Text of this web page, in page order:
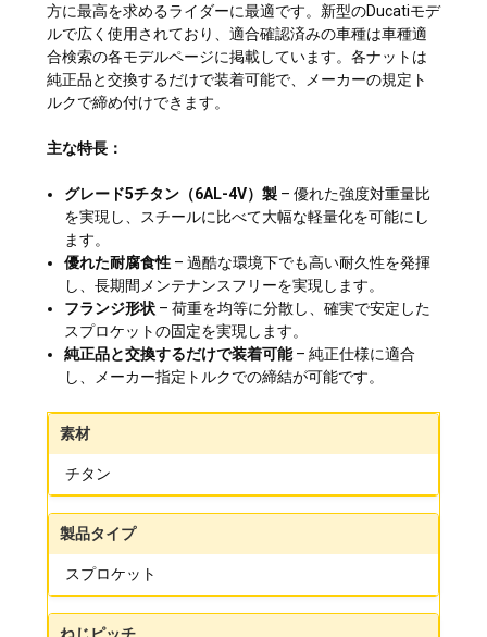
方に最高を求めるライダーに最適です。新型のDucatiモデ
ルで広く使用されており、適合確認済みの車種は車種適
合検索の各モデルページに掲載しています。各ナットは
純正品と交換するだけで装着可能で、メーカーの規定ト
ルクで締め付けできます。
主な特長：
グレード5チタン（6AL-4V）製 – 優れた強度対重量比
を実現し、スチールに比べて大幅な軽量化を可能にし
ます。
優れた耐腐食性 – 過酷な環境下でも高い耐久性を発揮
し、長期間メンテナンスフリーを実現します。
フランジ形状 – 荷重を均等に分散し、確実で安定した
スプロケットの固定を実現します。
純正品と交換するだけで装着可能– 純正仕様に適合
し、メーカー指定トルクでの締結が可能です。
素材
チタン
製品タイプ
スプロケット
ねじピッチ